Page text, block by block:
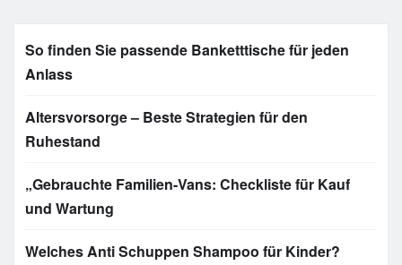
So finden Sie passende Banketttische für jeden
Anlass
Altersvorsorge – Beste Strategien für den
Ruhestand
„Gebrauchte Familien-Vans: Checkliste für Kauf
und Wartung
Welches Anti Schuppen Shampoo für Kinder?